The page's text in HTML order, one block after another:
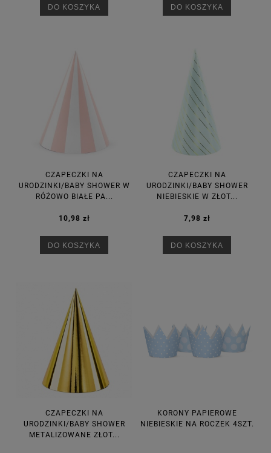
DO KOSZYKA DO KOSZYKA
CZAPECZKI NA
URODZINKI/BABY SHOWER W
RÓŻOWO BIAŁE PA...
10,98 zł
DO KOSZYKA
CZAPECZKI NA
URODZINKI/BABY SHOWER
NIEBIESKIE W ZŁOT...
7,98 zł
DO KOSZYKA
CZAPECZKI NA
URODZINKI/BABY SHOWER
METALIZOWANE ZŁOT...
KORONY PAPIEROWE
NIEBIESKIE NA ROCZEK 4SZT.